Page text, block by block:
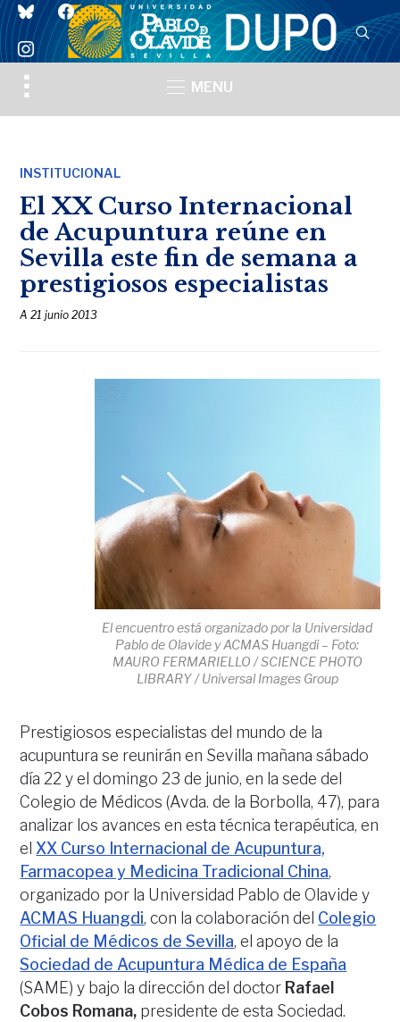
blueskyfacebook
instagram
Toggle
sidebar
MENU
INSTITUCIONAL
El XX Curso Internacional
de Acupuntura reúne en
Sevilla este fin de semana a
prestigiosos especialistas
A21 junio 2013
El encuentro está organizado por la Universidad
Pablo de Olavide y ACMAS Huangdi – Foto:
MAURO FERMARIELLO / SCIENCE PHOTO
LIBRARY / Universal Images Group
Prestigiosos especialistas del mundo de la
acupuntura se reunirán en Sevilla mañana sábado
día 22 y el domingo 23 de junio, en la sede del
Colegio de Médicos (Avda. de la Borbolla, 47), para
analizar los avances en esta técnica terapéutica, en
el XX Curso Internacional de Acupuntura,
Farmacopea y Medicina Tradicional China,
organizado por la Universidad Pablo de Olavide y
ACMAS Huangdi, con la colaboración del Colegio
Oficial de Médicos de Sevilla, el apoyo de la
Sociedad de Acupuntura Médica de España
(SAME) y bajo la dirección del doctor Rafael
Cobos Romana, presidente de esta Sociedad.